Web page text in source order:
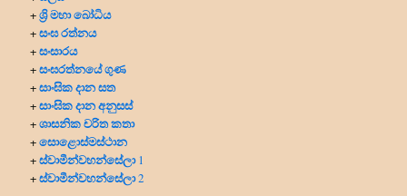
+ශ්‍රි මහා බෝධිය
+සංඝ රත්නය
+සංසාරය
+සංඝරත්නයේ ගුණ
+සාංඝික දාන සත
+සාංඝික දාන අනුසස්
+ශාසනික චරිත කතා
+සොළොස්මස්ථාන
+ස්වාමීන්වහන්සේලා1
+ස්වාමීන්වහන්සේලා2